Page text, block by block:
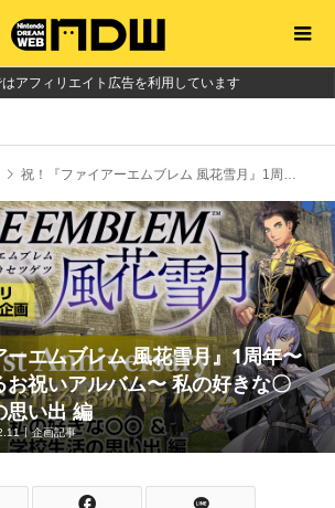
アフィリエイト広告を利用しています
祝！『ファイアーエムブレム 風花雪月』1周年〜みんなでつくるお祝いアルバム〜 私の好きな〇〇＆学校生活の思い出 編
エムブレム 風花雪月』1周年〜
祝いアルバム〜 私の好きな〇
思い出 編
企画記事